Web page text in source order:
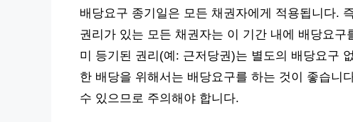
배당요구 종기일은 모든 채권자에게 적용됩니다.
권리가 있는 모든 채권자는 이 기간 내에 배당요구
미 등기된 권리(예: 근저당권)는 별도의 배당요구
한 배당을 위해서는 배당요구를 하는 것이 좋습니
수 있으므로 주의해야 합니다.